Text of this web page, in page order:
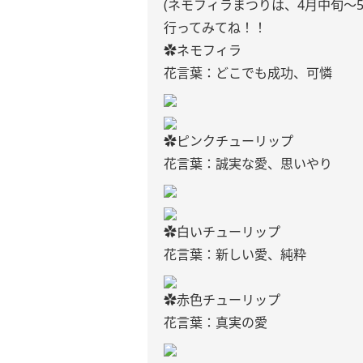
(ネモフィラまつりは、4月中旬〜
行ってみてね！！
︎✿︎ネモフィラ
花言葉：どこでも成功、可憐
︎✿︎ピンクチューリップ
花言葉：誠実な愛、思いやり
︎✿︎白いチューリップ
花言葉：新しい愛、純粋
︎✿︎赤色チューリップ
花言葉：真実の愛